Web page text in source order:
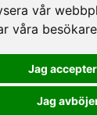
vår
våra
Jag
Jag
du betala med
kontanter.